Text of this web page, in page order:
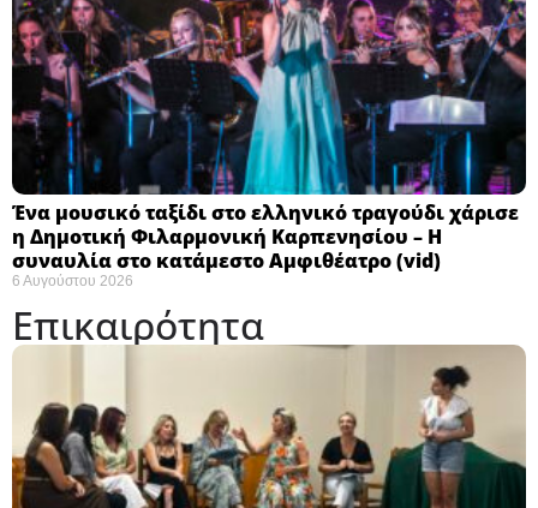
Ένα μουσικό ταξίδι στο ελληνικό τραγούδι χάρισε
η Δημοτική Φιλαρμονική Καρπενησίου – Η
συναυλία στο κατάμεστο Αμφιθέατρο (vid)
6 Αυγούστου 2026
Επικαιρότητα